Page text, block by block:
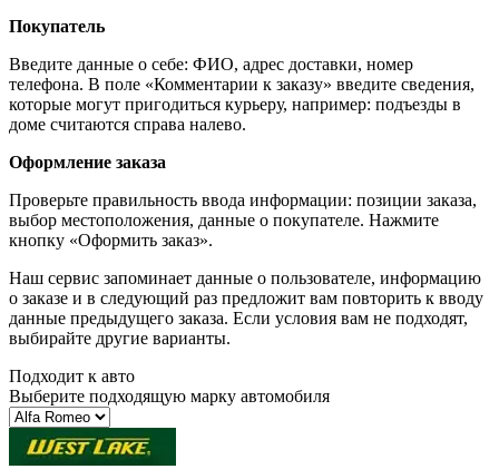
Покупатель
Введите данные о себе: ФИО, адрес доставки, номер
телефона. В поле «Комментарии к заказу» введите сведения,
которые могут пригодиться курьеру, например: подъезды в
доме считаются справа налево.
Оформление заказа
Проверьте правильность ввода информации: позиции заказа,
выбор местоположения, данные о покупателе. Нажмите
кнопку «Оформить заказ».
Наш сервис запоминает данные о пользователе, информацию
о заказе и в следующий раз предложит вам повторить к вводу
данные предыдущего заказа. Если условия вам не подходят,
выбирайте другие варианты.
Подходит к авто
Выберите подходящую марку автомобиля